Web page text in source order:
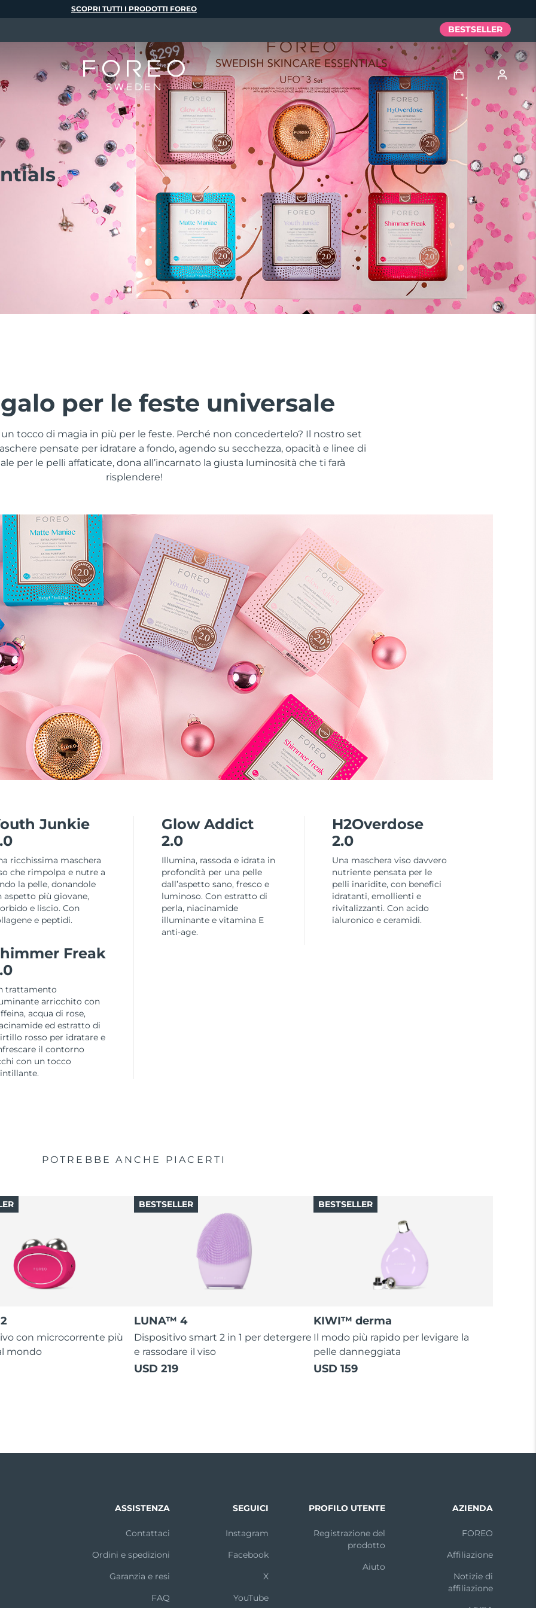
per le feste universale
un tocco di magia in più per le feste. Perché non concedertelo? Il nostro set
pensate per idratare a fondo, agendo su secchezza, opacità e linee di
per le pelli affaticate, dona all’incarnato la giusta luminosità che ti farà
risplendere!
Junkie
ricchissima maschera
che rimpolpa e nutre a
la pelle, donandole
aspetto più giovane,
e liscio. Con
e peptidi.
Glow Addict
2.0
Illumina, rassoda e idrata in
profondità per una pelle
dall’aspetto sano, fresco e
luminoso. Con estratto di
perla, niacinamide
illuminante e vitamina E
anti-age.
H2Overdose
2.0
Una maschera viso davvero
nutriente pensata per le
pelli inaridite, con benefici
idratanti, emollienti e
rivitalizzanti. Con acido
ialuronico e ceramidi.
Freak
trattamento
arricchito con
acqua di rose,
ed estratto di
rosso per idratare e
il contorno
con un tocco
POTREBBE ANCHE PIACERTI
con microcorrente più
mondo
LUNA™ 4
Dispositivo smart 2 in 1 per detergere
e rassodare il viso
USD 219
BESTSELLER
KIWI™ derma
Il modo più rapido per levigare la
pelle danneggiata
USD 159
BESTSELLER
SCOPRI TUTTI I PRODOTTI FOREO
BESTSELLER
Accedi
Profilo utente
I miei dispositivi
I miei ordini
I miei indirizzi
I miei abbonamenti
ASSISTENZA
Contattaci
Ordini e spedizioni
Garanzia e resi
FAQ
SEGUICI
Instagram
Facebook
X
YouTube
PROFILO UTENTE
Registrazione del
prodotto
Aiuto
AZIENDA
FOREO
Affiliazione
Notizie di
affiliazione